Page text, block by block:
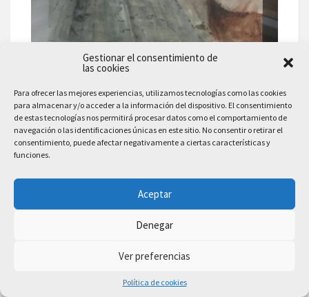
Gestionar el consentimiento de
las cookies
Para ofrecer las mejores experiencias, utilizamos tecnologías como las cookies
para almacenar y/o acceder a la información del dispositivo. El consentimiento
de estas tecnologías nos permitirá procesar datos como el comportamiento de
navegación o las identificaciones únicas en este sitio. No consentir o retirar el
consentimiento, puede afectar negativamente a ciertas características y
funciones.
Aceptar
Denegar
Ver preferencias
Política de cookies